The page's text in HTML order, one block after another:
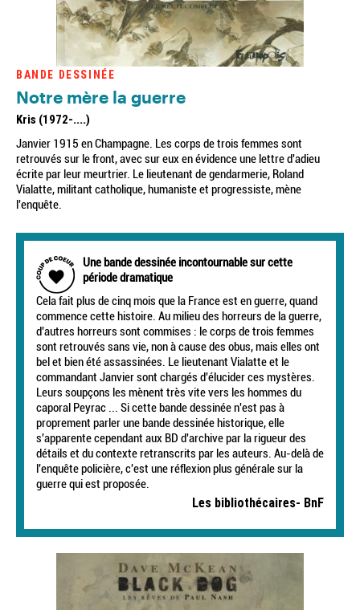
BANDE DESSINÉE
Notre mère la guerre
Kris (1972-....)
Janvier 1915 en Champagne. Les corps de trois femmes sont
retrouvés sur le front, avec sur eux en évidence une lettre d'adieu
écrite par leur meurtrier. Le lieutenant de gendarmerie, Roland
Vialatte, militant catholique, humaniste et progressiste, mène
l'enquête.
Une bande dessinée incontournable sur cette
période dramatique
Cela fait plus de cinq mois que la France est en guerre, quand
commence cette histoire. Au milieu des horreurs de la guerre,
d'autres horreurs sont commises : le corps de trois femmes
sont retrouvés sans vie, non à cause des obus, mais elles ont
bel et bien été assassinées. Le lieutenant Vialatte et le
commandant Janvier sont chargés d'élucider ces mystères.
Leurs soupçons les mènent très vite vers les hommes du
caporal Peyrac ... Si cette bande dessinée n'est pas à
proprement parler une bande dessinée historique, elle
s'apparente cependant aux BD d'archive par la rigueur des
détails et du contexte retranscrits par les auteurs. Au-delà de
l'enquête policière, c'est une réflexion plus générale sur la
guerre qui est proposée.
Les bibliothécaires- BnF